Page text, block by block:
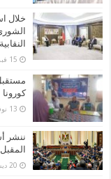
خلال
15 فبراير، 2024
كورونا
13 نوفمبر، 2021
المقبل
20 ديسمبر، 2020